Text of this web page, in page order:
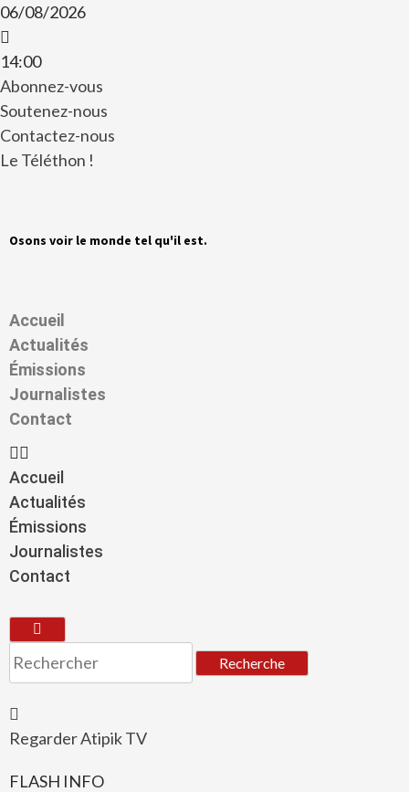
06/08/2026
14:00
Abonnez-vous
Soutenez-nous
Contactez-nous
Le Téléthon !
Osons voir le monde tel qu'il est.
Accueil
Actualités
Émissions
Journalistes
Contact
Accueil
Actualités
Émissions
Journalistes
Contact
Recherche
Regarder Atipik TV
FLASH INFO